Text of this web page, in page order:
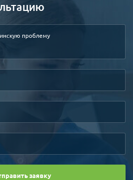
химиотерапии с применением
собственных стволовых клеток.
заявку